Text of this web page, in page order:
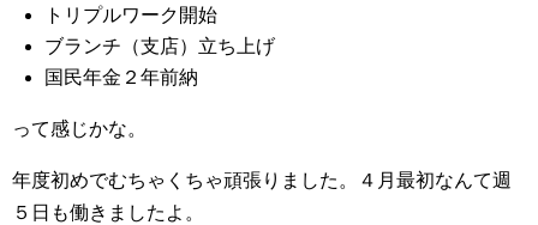
トリプルワーク開始
ブランチ（支店）立ち上げ
国民年金２年前納
って感じかな。
年度初めでむちゃくちゃ頑張りました。４月最初なんて週
５日も働きましたよ。